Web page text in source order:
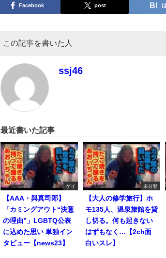
Facebook post
この記事を書いた人
ssj46
最近書いた記事
ゲイ
【AAA・與真司郎】
「カミングアウト“決意
の理由”」LGBTQ公表
に込めた思い 単独イン
タビュー【news23】
未分類
【大人の修学旅行】ホ
モ135人、温泉旅館を貸
し切る。何も起きない
はずもなく…【2ch面
白いスレ】